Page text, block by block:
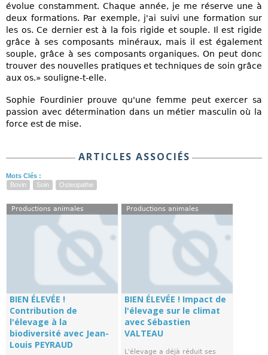
évolue constamment. Chaque année, je me réserve une à
deux formations. Par exemple, j'ai suivi une formation sur
les os. Ce dernier est à la fois rigide et souple. Il est rigide
grâce à ses composants minéraux, mais il est également
souple, grâce à ses composants organiques. On peut donc
trouver des nouvelles pratiques et techniques de soin grâce
aux os.» souligne-t-elle.
Sophie Fourdinier prouve qu'une femme peut exercer sa
passion avec détermination dans un métier masculin où la
force est de mise.
ARTICLES ASSOCIÉS
Mots Clés :
Bovin
Soin Osteopathe
Productions animales
BIEN ÉLEVÉE !
Contribution de
l'élevage à la
biodiversité avec Jean-
Louis PEYRAUD
Productions animales
BIEN ÉLEVÉE ! Impact de
l'élevage sur le climat
avec Sébastien
VALTEAU
L'élevage a déjà réduit ses